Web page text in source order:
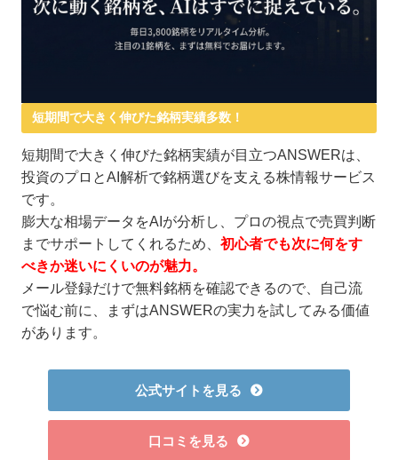
短期間で大きく伸びた銘柄実績多数！
短期間で大きく伸びた銘柄実績が目立つANSWERは、
投資のプロとAI解析で銘柄選びを支える株情報サービス
です。
膨大な相場データをAIが分析し、プロの視点で売買判断
までサポートしてくれるため、初心者でも次に何をす
べきか迷いにくいのが魅力。
メール登録だけで無料銘柄を確認できるので、自己流
で悩む前に、まずはANSWERの実力を試してみる価値
があります。
公式サイトを見る
口コミを見る